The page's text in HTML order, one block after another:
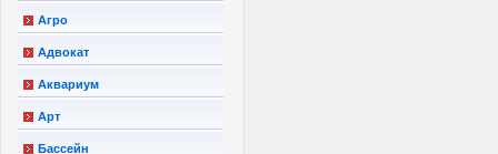
Агро
Адвокат
Аквариум
Арт
Бассейн